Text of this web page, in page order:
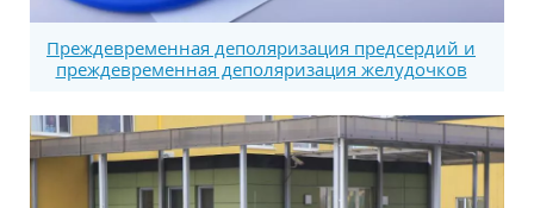
Преждевременная деполяризация предсердий и
преждевременная деполяризация желудочков